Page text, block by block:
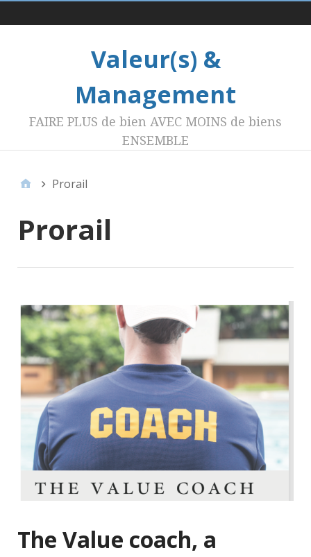
Menu 1
Valeur(s) &
Management
FAIRE PLUS de bien AVEC MOINS de biens
ENSEMBLE
Prorail
Prorail
The Value coach, a